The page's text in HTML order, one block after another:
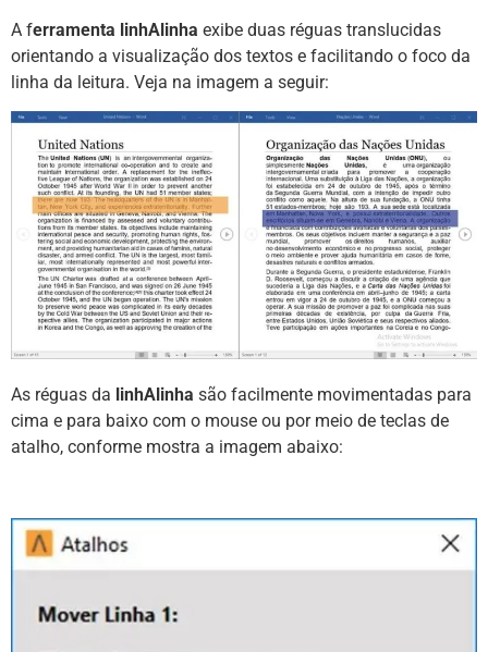
A ferramenta linhAlinha exibe duas réguas translucidas
orientando a visualização dos textos e facilitando o foco da
linha da leitura. Veja na imagem a seguir:
As réguas da linhAlinha são facilmente movimentadas para
cima e para baixo com o mouse ou por meio de teclas de
atalho, conforme mostra a imagem abaixo: